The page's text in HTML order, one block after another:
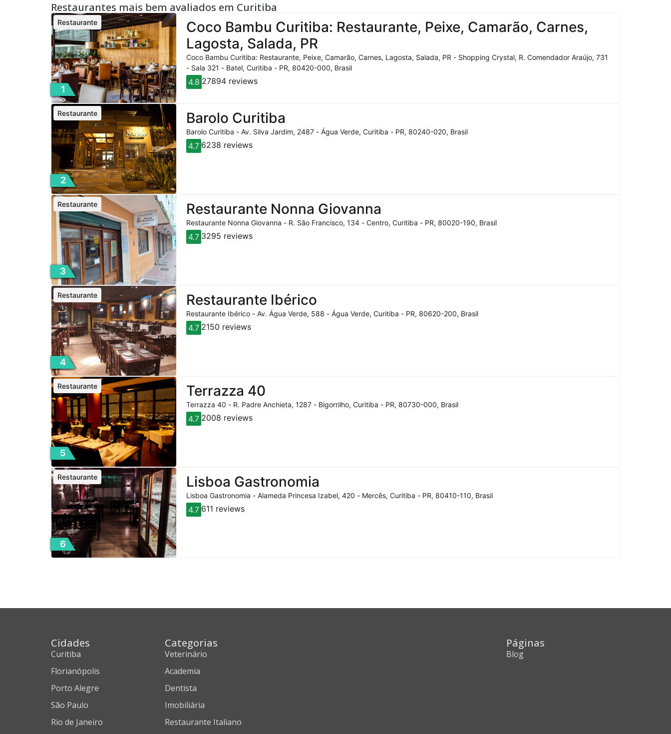
Restaurantes mais bem avaliados em Curitiba
1
Coco Bambu Curitiba: Restaurante, Peixe, Camarão, Carnes,
Lagosta, Salada, PR
Restaurante
Coco Bambu Curitiba: Restaurante, Peixe, Camarão, Carnes, Lagosta, Salada, PR - Shopping Crystal, R. Comendador Araújo, 731
- Sala 321 - Batel, Curitiba - PR, 80420-000, Brasil
4.8 27894 reviews
2
Barolo Curitiba
Restaurante
Barolo Curitiba - Av. Silva Jardim, 2487 - Água Verde, Curitiba - PR, 80240-020, Brasil
4.7 6238 reviews
3
Restaurante Nonna Giovanna
Restaurante
Restaurante Nonna Giovanna - R. São Francisco, 134 - Centro, Curitiba - PR, 80020-190, Brasil
4.7 3295 reviews
4
Restaurante Ibérico
Restaurante
Restaurante Ibérico - Av. Água Verde, 588 - Água Verde, Curitiba - PR, 80620-200, Brasil
4.7 2150 reviews
5
Terrazza 40
Restaurante
Terrazza 40 - R. Padre Anchieta, 1287 - Bigorrilho, Curitiba - PR, 80730-000, Brasil
4.7 2008 reviews
6
Lisboa Gastronomia
Restaurante
Lisboa Gastronomia - Alameda Princesa Izabel, 420 - Mercês, Curitiba - PR, 80410-110, Brasil
4.7 611 reviews
Cidades
Curitiba
Florianópolis
Porto Alegre
São Paulo
Rio de Janeiro
Categorias
Veterinário
Academia
Dentista
Imobiliária
Restaurante Italiano
Páginas
Blog